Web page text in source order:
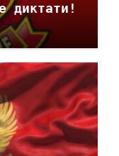
диктати!